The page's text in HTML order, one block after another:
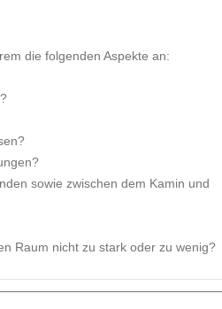
die folgenden Aspekte an:
sowie zwischen dem Kamin und
Raum nicht zu stark oder zu wenig?